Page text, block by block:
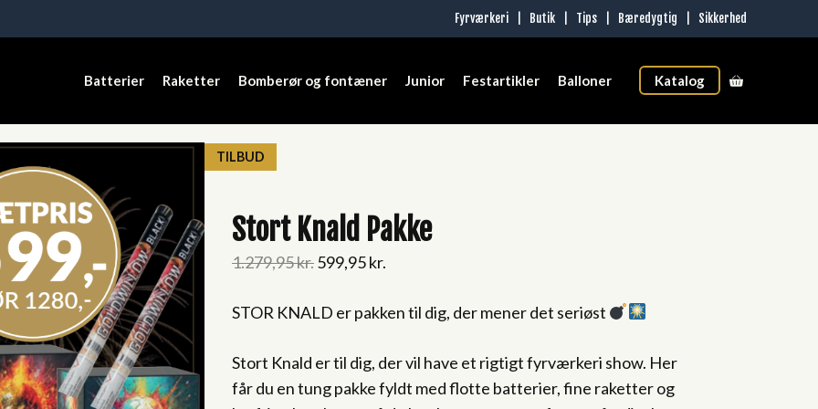
Fyrværkeri Butik Tips Bæredygtig Sikkerhed
Batterier Raketter Bomberør og fontæner Junior Festartikler Balloner Katalog
TILBUD
Stort Knald Pakke
1.279,95kr. Original
was:
599,95kr.
is:
STOR KNALD er pakken til dig, der mener det seriøst
Stort Knald er til dig, der vil have et rigtigt fyrværkeri show. Her
får du en tung pakke fyldt med flotte batterier, fine raketter og